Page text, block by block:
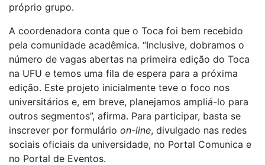
próprio grupo.
A coordenadora conta que o Toca foi bem recebido
pela comunidade acadêmica. “Inclusive, dobramos o
número de vagas abertas na primeira edição do Toca
na UFU e temos uma fila de espera para a próxima
edição. Este projeto inicialmente teve o foco nos
universitários e, em breve, planejamos ampliá-lo para
outros segmentos”, afirma. Para participar, basta se
inscrever por formulário on-line, divulgado nas redes
sociais oficiais da universidade, no Portal Comunica e
no Portal de Eventos.